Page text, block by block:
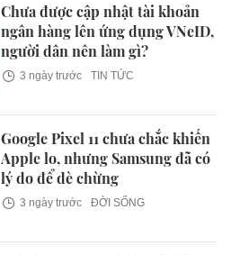
Chưa được cập nhật tài khoản
ngân hàng lên ứng dụng VNeID,
người dân nên làm gì?
3 ngày trước TIN TỨC
Google Pixel 11 chưa chắc khiến
Apple lo, nhưng Samsung đã có
lý do để dè chừng
3 ngày trước ĐỜI SỐNG